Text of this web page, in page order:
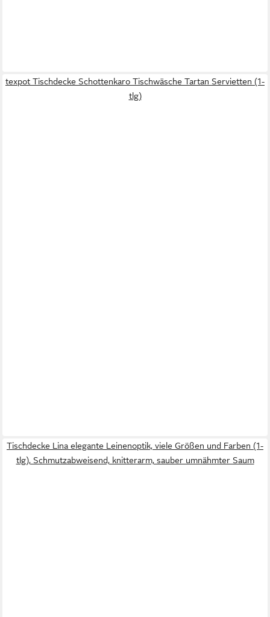
texpot Tischdecke Schottenkaro Tischwäsche Tartan Servietten (1-
tlg)
Tischdecke Lina elegante Leinenoptik, viele Größen und Farben (1-
tlg), Schmutzabweisend, knitterarm, sauber umnähmter Saum